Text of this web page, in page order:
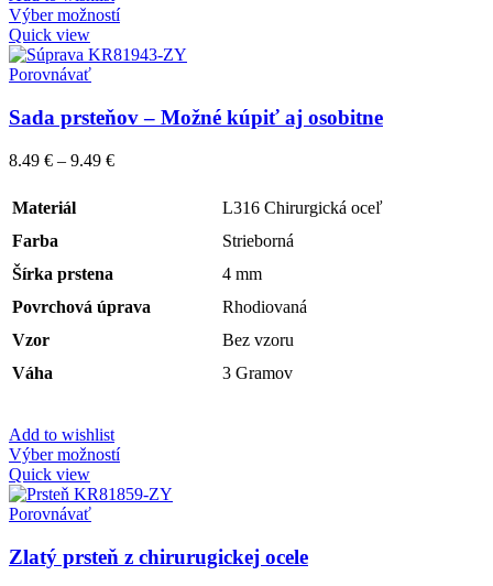
Výber možností
Quick view
Porovnávať
Sada prsteňov – Možné kúpiť aj osobitne
8.49 € – 9.49 €
Materiál
L316 Chirurgická oceľ
Farba
Strieborná
Šírka prstena
4 mm
Povrchová úprava
Rhodiovaná
Vzor
Bez vzoru
Váha
3 Gramov
Add to wishlist
Výber možností
Quick view
Porovnávať
Zlatý prsteň z chirurugickej ocele